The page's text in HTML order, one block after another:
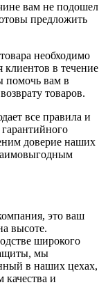
вам не подошел
предложить
необходимо
клиентов в течение
помочь вам в
товаров.
все правила и
доверие наших
это ваш
высоте.
широкого
мы
в наших цехах,
качества и